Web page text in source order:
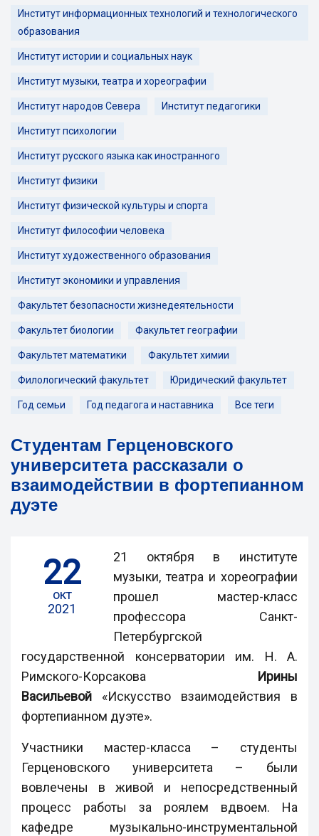
Институт информационных технологий и технологического
образования
Институт истории и социальных наук
Институт музыки, театра и хореографии
Институт народов Севера Институт педагогики
Институт психологии
Институт русского языка как иностранного
Институт физики
Институт физической культуры и спорта
Институт философии человека
Институт художественного образования
Институт экономики и управления
Факультет безопасности жизнедеятельности
Факультет биологии Факультет географии
Факультет математики Факультет химии
Филологический факультет Юридический факультет
Год семьи Год педагога и наставника Все теги
Студентам Герценовского
университета рассказали о
взаимодействии в фортепианном
дуэте
22
окт
2021
21 октября в институте
музыки, театра и хореографии
прошел мастер-класс
профессора Санкт-
Петербургской
государственной консерватории им. Н. А.
Римского-Корсакова Ирины
Васильевой «Искусство взаимодействия в
фортепианном дуэте».
Участники мастер-класса – студенты
Герценовского университета – были
вовлечены в живой и непосредственный
процесс работы за роялем вдвоем. На
кафедре музыкально-инструментальной